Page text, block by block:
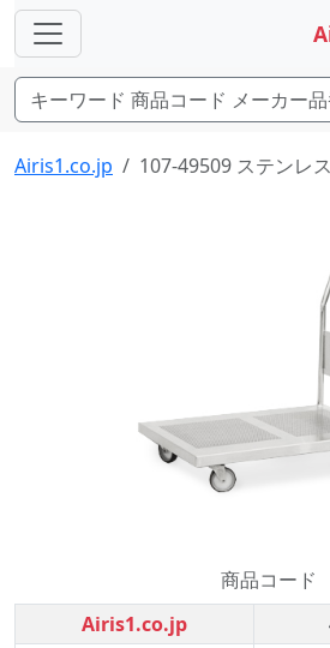
Airis1.co.jp 107-49509 ステンレ
商品コード
Airis1.co.jp